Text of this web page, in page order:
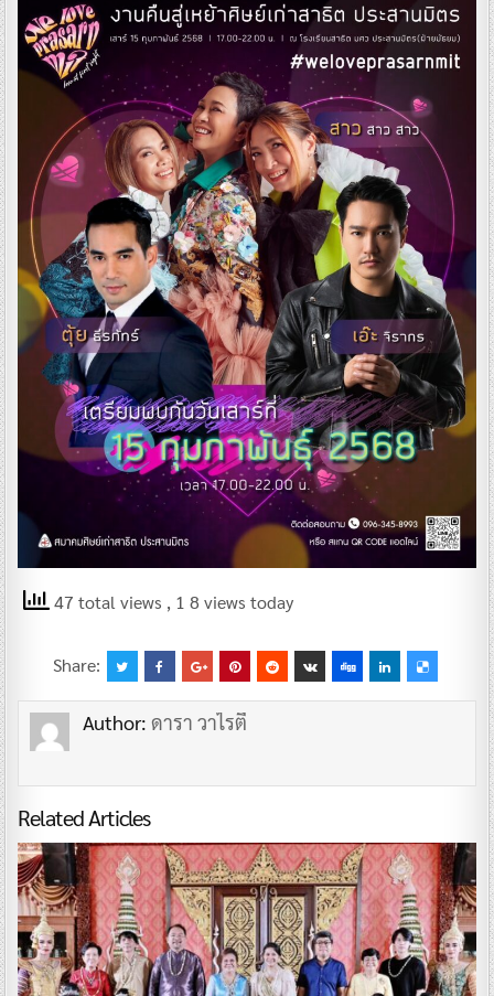
47 total views , 1 8 views today
Share:
Author: ดารา วาไรตี้
Related Articles